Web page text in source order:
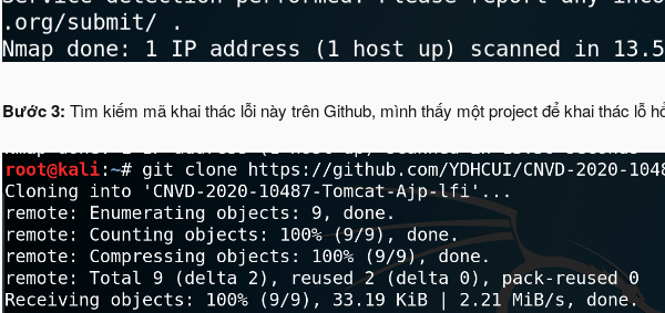
Bước 3: Tìm kiếm mã khai thác lỗi này trên Github, mình thấy một project để khai thác lỗ